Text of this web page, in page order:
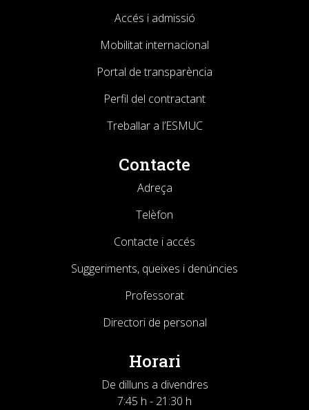
Accés i admissió
Mobilitat internacional
Portal de transparència
Perfil del contractant
Treballar a l’ESMUC
Contacte
Adreça
Telèfon
Contacte i accés
Suggeriments, queixes i denúncies
Professorat
Directori de personal
Horari
De dilluns a divendres
7:45 h - 21:30 h